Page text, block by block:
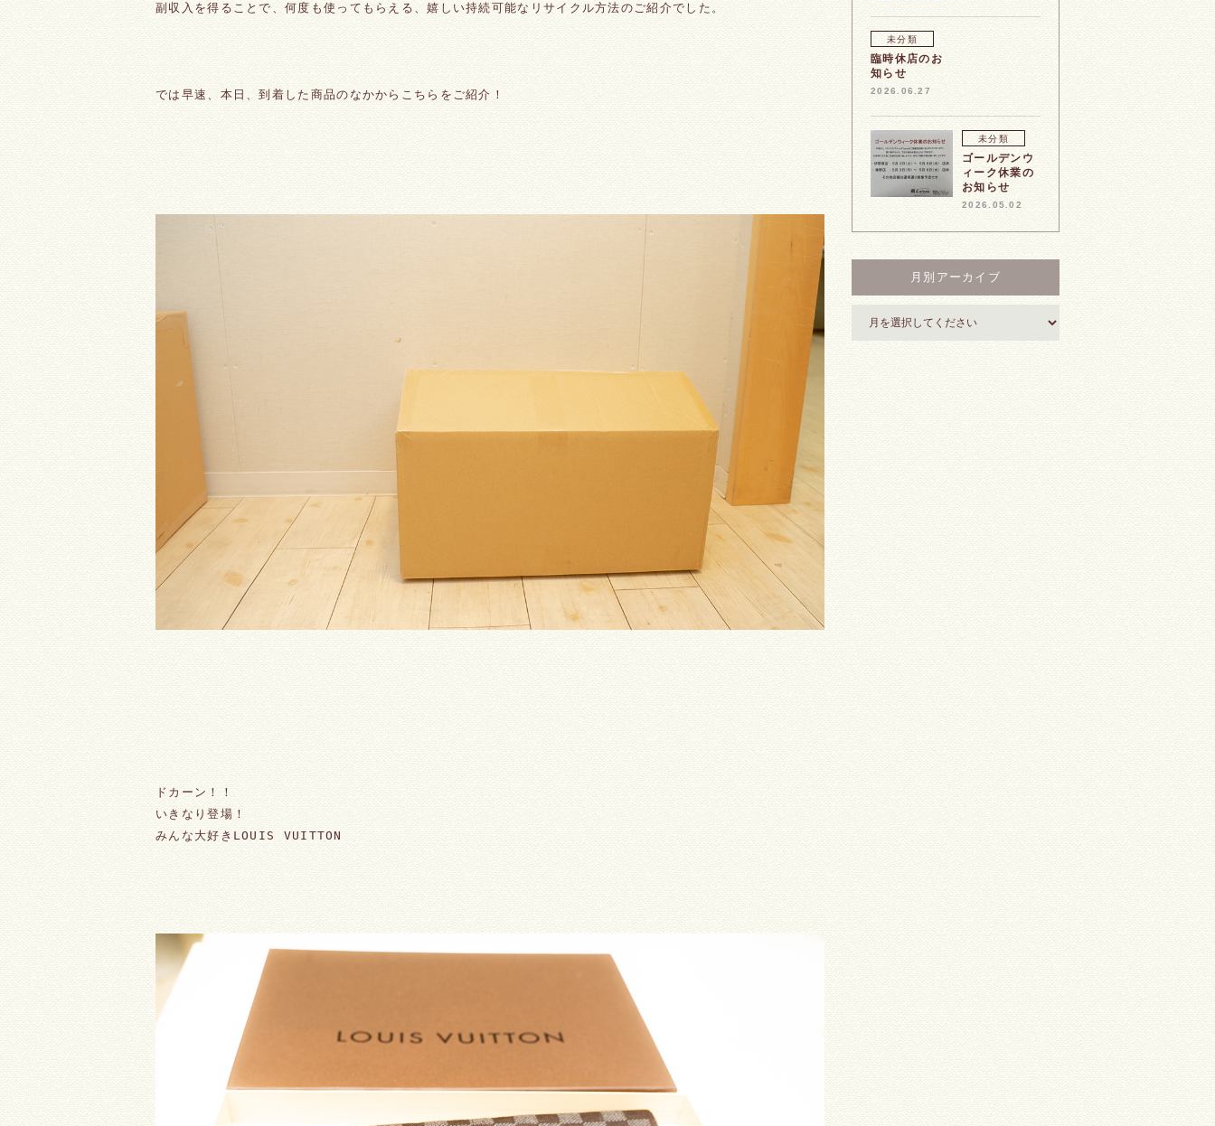
副収入を得ることで、何度も使ってもらえる、嬉しい持続可能なリサイクル方法のご紹介でした。
では早速、本日、到着した商品のなかからこちらをご紹介！
ドカーン！！
いきなり登場！
みんな大好きLOUIS VUITTON
未分類
臨時休店のお
知らせ
2026.06.27
未分類
ゴールデンウ
ィーク休業の
お知らせ
2026.05.02
月別アーカイブ